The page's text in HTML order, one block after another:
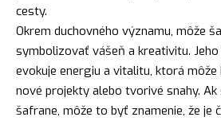
cesty.
Okrem duchovného významu, môže
symbolizovať vášeň a kreativitu.
evokuje energiu a vitalitu, ktorá
nové projekty alebo tvorivé snahy. Ak
šafrane, môže to byť znamenie, že je